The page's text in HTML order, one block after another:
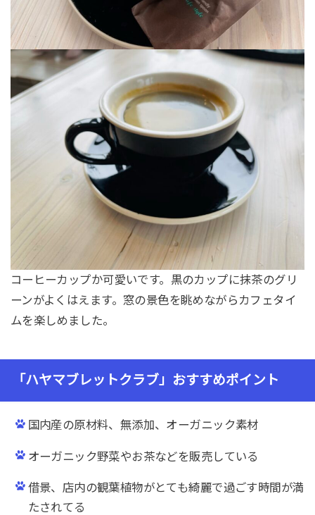
コーヒーカップか可愛いです。黒のカップに抹茶のグリ
ーンがよくはえます。窓の景色を眺めながらカフェタイ
ムを楽しめました。
「ハヤマブレットクラブ」おすすめポイント
国内産の原材料、無添加、オーガニック素材
オーガニック野菜やお茶などを販売している
借景、店内の観葉植物がとても綺麗で過ごす時間が満
たされてる